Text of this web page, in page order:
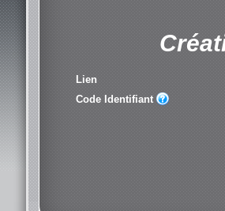
Lien
Code Identifiant